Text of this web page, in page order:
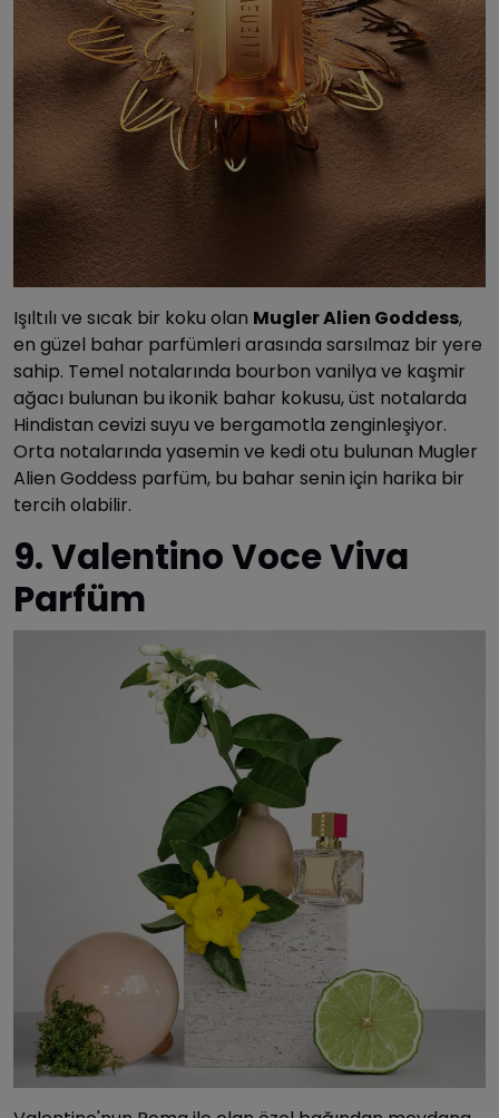
Işıltılı ve sıcak bir koku olan Mugler Alien Goddess,
en güzel bahar parfümleri arasında sarsılmaz bir yere
sahip. Temel notalarında bourbon vanilya ve kaşmir
ağacı bulunan bu ikonik bahar kokusu, üst notalarda
Hindistan cevizi suyu ve bergamotla zenginleşiyor.
Orta notalarında yasemin ve kedi otu bulunan Mugler
Alien Goddess parfüm, bu bahar senin için harika bir
tercih olabilir.
9. Valentino Voce Viva
Parfüm